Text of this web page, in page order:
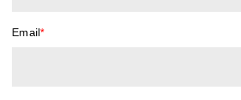
Email*